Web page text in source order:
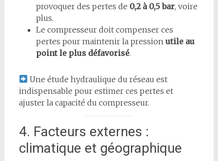
provoquer des pertes de 0,2 à 0,5 bar, voire
plus.
Le compresseur doit compenser ces
pertes pour maintenir la pression utile au
point le plus défavorisé.
Une étude hydraulique du réseau est
indispensable pour estimer ces pertes et
ajuster la capacité du compresseur.
4. Facteurs externes :
climatique et géographique